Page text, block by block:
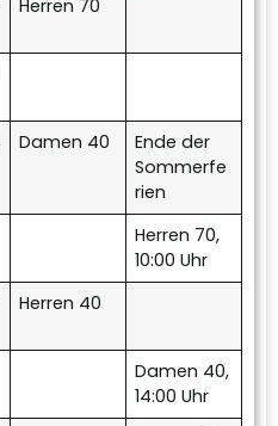
Herren 70
Damen 40
Ende der
Sommerfe
rien
Herren 70,
10:00 Uhr
Herren 40
Damen 40,
14:00 Uhr